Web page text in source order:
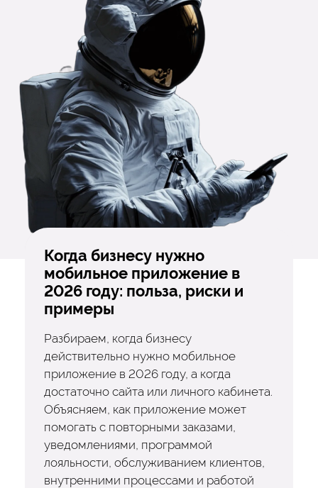
Когда бизнесу нужно
мобильное приложение в
2026 году: польза, риски и
примеры
Разбираем, когда бизнесу
действительно нужно мобильное
приложение в 2026 году, а когда
достаточно сайта или личного кабинета.
Объясняем, как приложение может
помогать с повторными заказами,
уведомлениями, программой
лояльности, обслуживанием клиентов,
внутренними процессами и работой